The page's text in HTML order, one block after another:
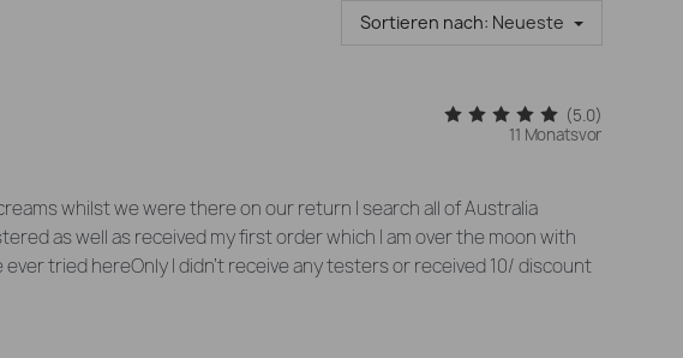
Sortieren nach: Neueste
(5.0)
11 Monatsvor
whilst we were there on our return I search all of Australia
as well as received my first order which I am over the moon with
ever tried hereOnly I didn’t receive any testers or received 10/ discount